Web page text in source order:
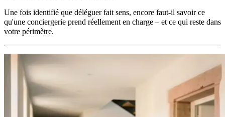
Une fois identifié que déléguer fait sens, encore faut-il savoir ce
qu'une conciergerie prend réellement en charge – et ce qui reste dans
votre périmètre.